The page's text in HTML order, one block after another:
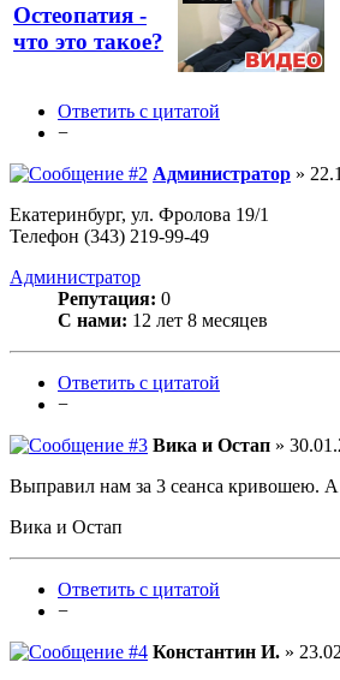
Остеопатия -
что это такое?
Ответить с цитатой
−
Администратор »
Екатеринбург, ул. Фролова 19/1
Телефон (343) 219-99-49
Администратор
Репутация: 0
С нами: 12 лет 8 месяцев
Ответить с цитатой
−
Вика и Остап »
Выправил нам за 3 сеанса кривошею. А
Вика и Остап
Ответить с цитатой
−
Константин И. »